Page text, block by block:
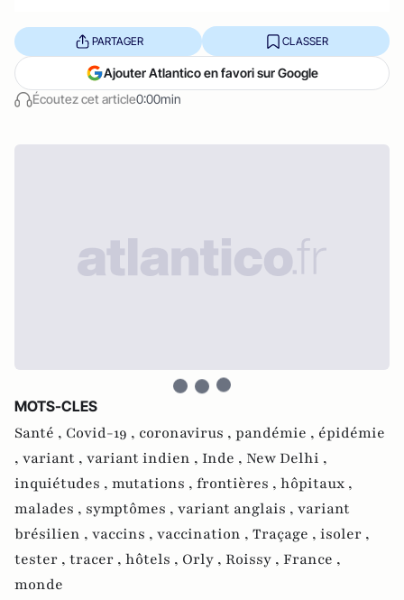
Écoutez cet article0:00min
PARTAGER CLASSER
Ajouter Atlantico en favori sur Google
MOTS-CLES
Santé , Covid-19 , coronavirus , pandémie , épidémie
, variant , variant indien , Inde , New Delhi ,
inquiétudes , mutations , frontières , hôpitaux ,
malades , symptômes , variant anglais , variant
brésilien , vaccins , vaccination , Traçage , isoler ,
tester , tracer , hôtels , Orly , Roissy , France ,
monde